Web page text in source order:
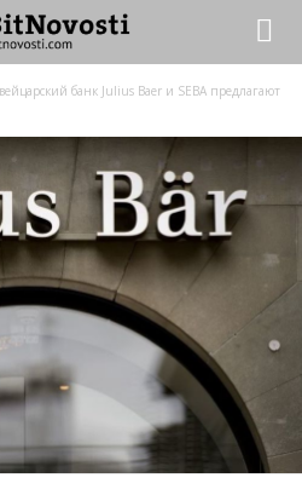
банк Julius Baer и SEBA предлагают